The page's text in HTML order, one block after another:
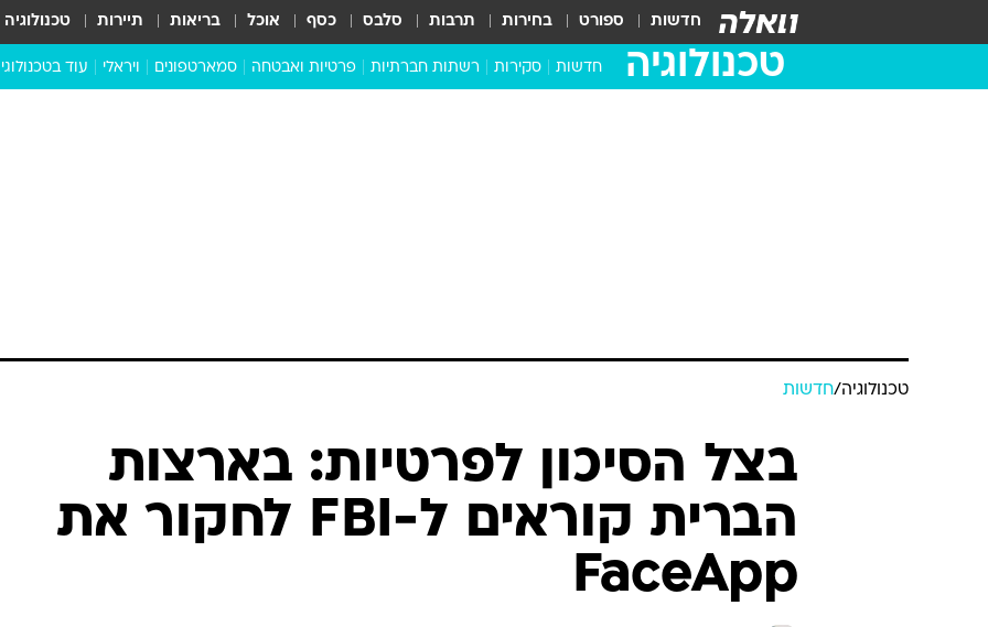
חדשות ספורט בחירות תרבות סלבס כסף אוכל בריאות תיירות טכנולוגיה
טכנולוגיה חדשות סקירות רשתות חברתיות פרטיות ואבטחה סמארטפונים ויראלי עוד
טכנולוגיה/חדשות
בצל הסיכון לפרטיות: בארצות
הברית קוראים ל-FBI לחקור את
FaceApp